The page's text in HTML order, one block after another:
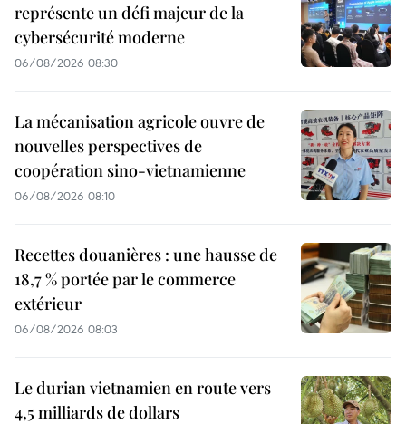
représente un défi majeur de la
cybersécurité moderne
06/08/2026 08:30
La mécanisation agricole ouvre de
nouvelles perspectives de
coopération sino-vietnamienne
06/08/2026 08:10
Recettes douanières : une hausse de
18,7 % portée par le commerce
extérieur
06/08/2026 08:03
Le durian vietnamien en route vers
4,5 milliards de dollars